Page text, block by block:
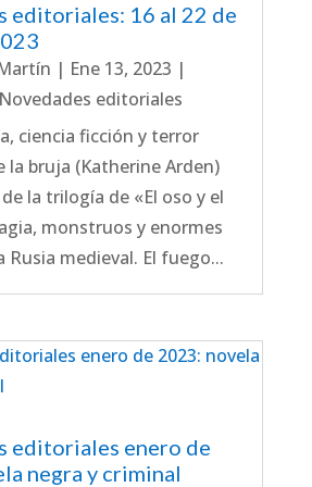
editoriales: 16 al 22 de
| Ene 13, 2023 |
Novedades editoriales
ficción y terror
la bruja (Katherine Arden)
la trilogía de «El oso y el
monstruos y enormes
Rusia medieval. El fuego...
editoriales enero de
negra y criminal